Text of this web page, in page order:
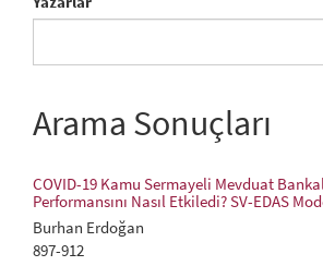
Arama Sonuçları
COVID-19 Kamu Sermayeli Mevduat
Performansını Nasıl Etkiledi? SV-EDAS
Burhan Erdoğan
897-912